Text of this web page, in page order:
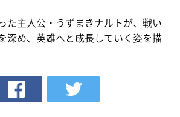
た主人公・うずまきナルトが、戦い
深め、英雄へと成長していく姿を描